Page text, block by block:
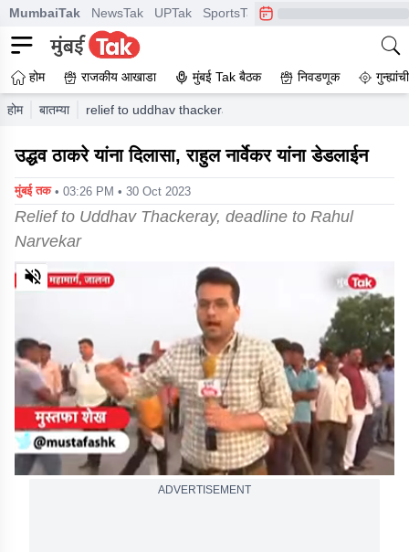
MumbaiTak NewsTak UPTak SportsTak CrimeTak
होम राजकीय आखाडा मुंबई Tak बैठक निवडणूक
होम बातम्या relief to uddhav thackeray deadline to rahul narvekar
उद्धव ठाकरे यांना दिलासा, राहुल नार्वेकर यांना डेडलाईन
मुंबई तक • 03:26 PM • 30 Oct 2023
Relief to Uddhav Thackeray, deadline to Rahul
Narvekar
0
of
seconds
ADVERTISEMENT